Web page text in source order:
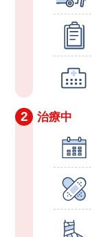
2 治療中